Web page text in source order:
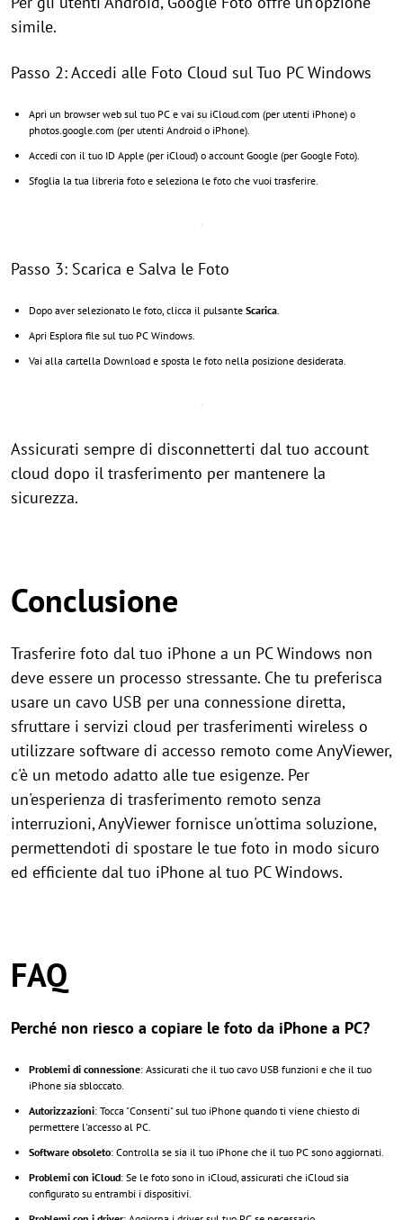
simile.
Passo 2: Accedi alle Foto Cloud sul Tuo PC Windows
Apri un browser web sul tuo PC e vai su iCloud.com (per utenti iPhone) o
photos.google.com (per utenti Android o iPhone).
Accedi con il tuo ID Apple (per iCloud) o account Google (per Google Foto).
Sfoglia la tua libreria foto e seleziona le foto che vuoi trasferire.
Passo 3: Scarica e Salva le Foto
Dopo aver selezionato le foto, clicca il pulsante Scarica.
Apri Esplora file sul tuo PC Windows.
Vai alla cartella Download e sposta le foto nella posizione desiderata.
Assicurati sempre di disconnetterti dal tuo account
cloud dopo il trasferimento per mantenere la
sicurezza.
Conclusione
Trasferire foto dal tuo iPhone a un PC Windows non
deve essere un processo stressante. Che tu preferisca
usare un cavo USB per una connessione diretta,
sfruttare i servizi cloud per trasferimenti wireless o
utilizzare software di accesso remoto come AnyViewer,
c'è un metodo adatto alle tue esigenze. Per
un'esperienza di trasferimento remoto senza
interruzioni, AnyViewer fornisce un'ottima soluzione,
permettendoti di spostare le tue foto in modo sicuro
ed efficiente dal tuo iPhone al tuo PC Windows.
FAQ
Perché non riesco a copiare le foto da iPhone a PC?
Problemi di connessione: Assicurati che il tuo cavo USB funzioni e che il tuo
iPhone sia sbloccato.
Autorizzazioni: Tocca "Consenti" sul tuo iPhone quando ti viene chiesto di
permettere l'accesso al PC.
Software obsoleto: Controlla se sia il tuo iPhone che il tuo PC sono aggiornati.
Problemi con iCloud: Se le foto sono in iCloud, assicurati che iCloud sia
configurato su entrambi i dispositivi.